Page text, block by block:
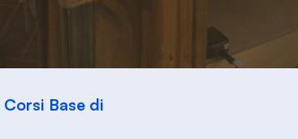
Corsi Base di